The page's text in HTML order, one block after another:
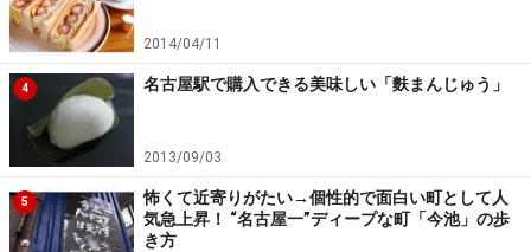
2014/04/11
4 名古屋駅で購入できる美味しい「麩まんじゅう」
2013/09/03
5
怖くて近寄りがたい→個性的で面白い町として人
気急上昇！ “名古屋一”ディープな町「今池」の歩
き方